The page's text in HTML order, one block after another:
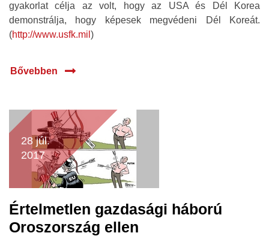
gyakorlat célja az volt, hogy az USA és Dél Korea
demonstrálja, hogy képesek megvédeni Dél Koreát.
(http://www.usfk.mil )
Bővebben
28 júl.
2017
Értelmetlen gazdasági háború
Oroszország ellen